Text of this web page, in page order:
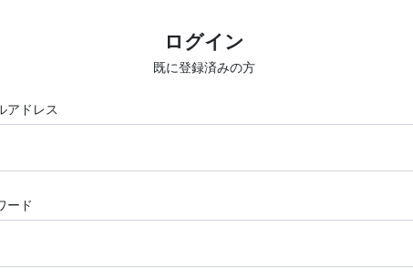
ログイン
既に登録済みの方
アドレス
ード